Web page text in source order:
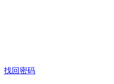
找回密码